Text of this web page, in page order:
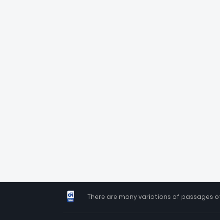
There are many variations of passages